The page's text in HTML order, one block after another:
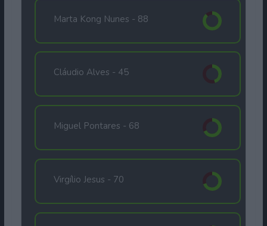
Marta Kong Nunes - 88
Cláudio Alves - 45
Miguel Pontares - 68
Virgílio Jesus - 70